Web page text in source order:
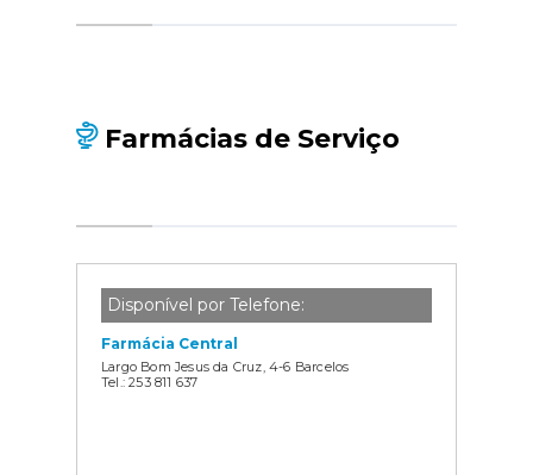
Farmácias de Serviço
Disponível por Telefone:
Farmácia Central
Largo Bom Jesus da Cruz, 4-6 Barcelos
Tel.: 253 811 637